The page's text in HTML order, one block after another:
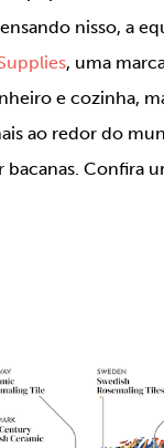
nisso, a
, uma
e cozinha,
ao redor do
bacanas. Confira